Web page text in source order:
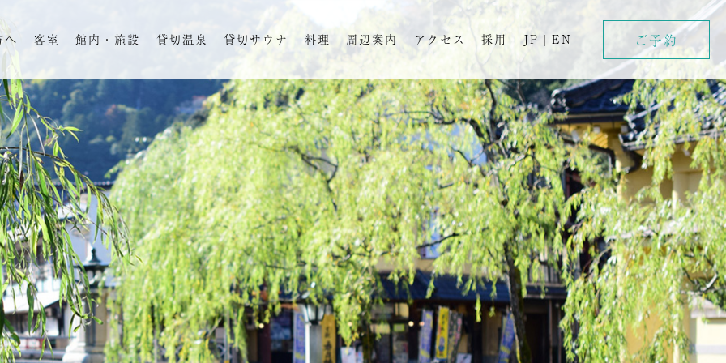
へ 客室 館内・施設 貸切温泉 貸切サウナ 料理 周辺案内 アクセス 採用 JP | EN ご予約